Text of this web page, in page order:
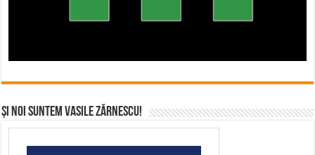
Și noi suntem Vasile Zărnescu!